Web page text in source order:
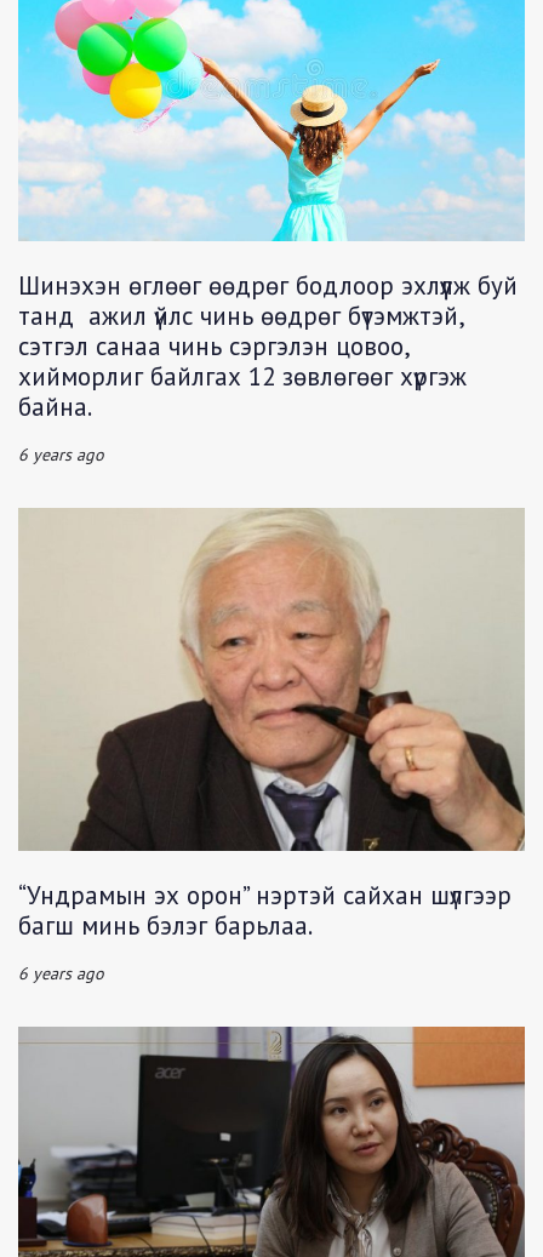
Шинэхэн өглөөг өөдрөг бодлоор эхлүүлж буй
танд ажил үйлс чинь өөдрөг бүтэмжтэй,
сэтгэл санаа чинь сэргэлэн цовоо,
хийморлиг байлгах 12 зөвлөгөөг хүргэж
байна.
6 years ago
“Ундрамын эх орон” нэртэй сайхан шүлгээр
багш минь бэлэг барьлаа.
6 years ago